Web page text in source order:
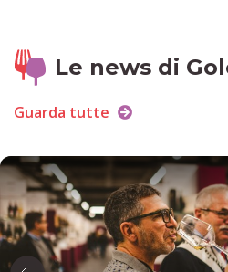
Le news di
Guarda tutte